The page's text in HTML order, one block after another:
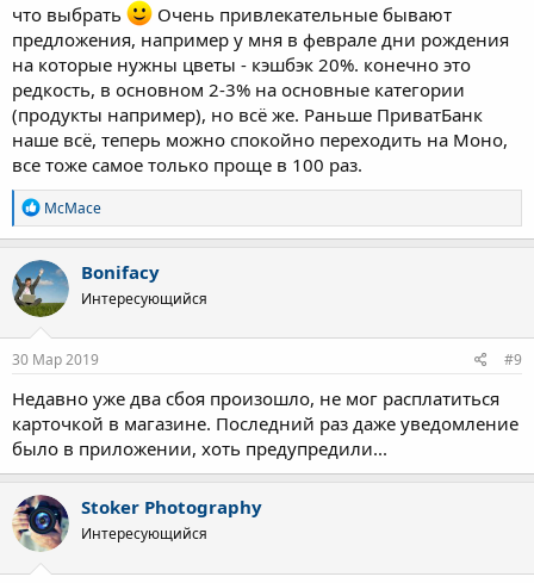
что выбрать
Очень привлекательные бывают
предложения, например у мня в феврале дни рождения
на которые нужны цветы - кэшбэк 20%. конечно это
редкость, в основном 2-3% на основные категории
(продукты например), но всё же. Раньше ПриватБанк
наше всё, теперь можно спокойно переходить на Моно,
все тоже самое только проще в 100 раз.
Р
е
а
к
ц
и
и
:
McMace
Bonifacy
Интересующийся
30 Мар 2019 #9
Недавно уже два сбоя произошло, не мог расплатиться
карточкой в магазине. Последний раз даже уведомление
было в приложении, хоть предупредили...
Stoker Photography
Интересующийся